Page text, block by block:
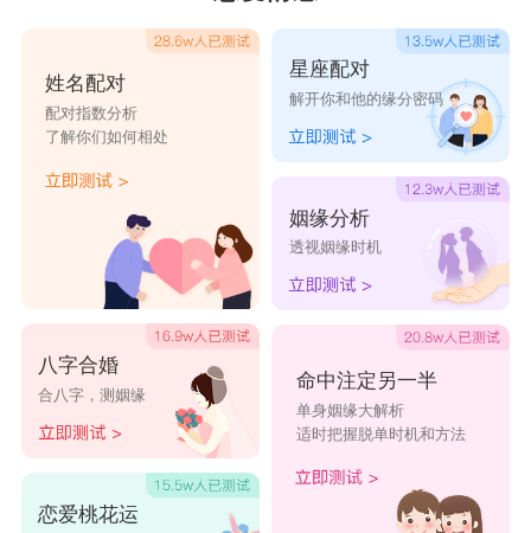
姓名配对
配对指数分析
了解你们如何相处
八字合婚
合八字，测姻缘
恋爱桃花运
星座配对
解开你和他的缘分密码
姻缘分析
透视姻缘时机
命中注定另一半
单身姻缘大解析
适时把握脱单时机和方法